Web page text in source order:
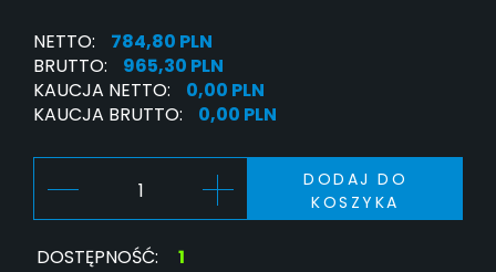
NETTO:
784,80 PLN
BRUTTO:
965,30 PLN
KAUCJA NETTO:
0,00 PLN
KAUCJA BRUTTO:
0,00 PLN
DODAJ DO
KOSZYKA
DOSTĘPNOŚĆ:
1